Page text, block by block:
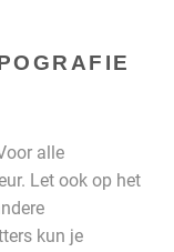
alle
Let ook op het
kun je